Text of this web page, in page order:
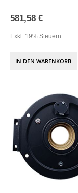
581,58 €
Exkl. 19% Steuern
IN DEN WARENKORB